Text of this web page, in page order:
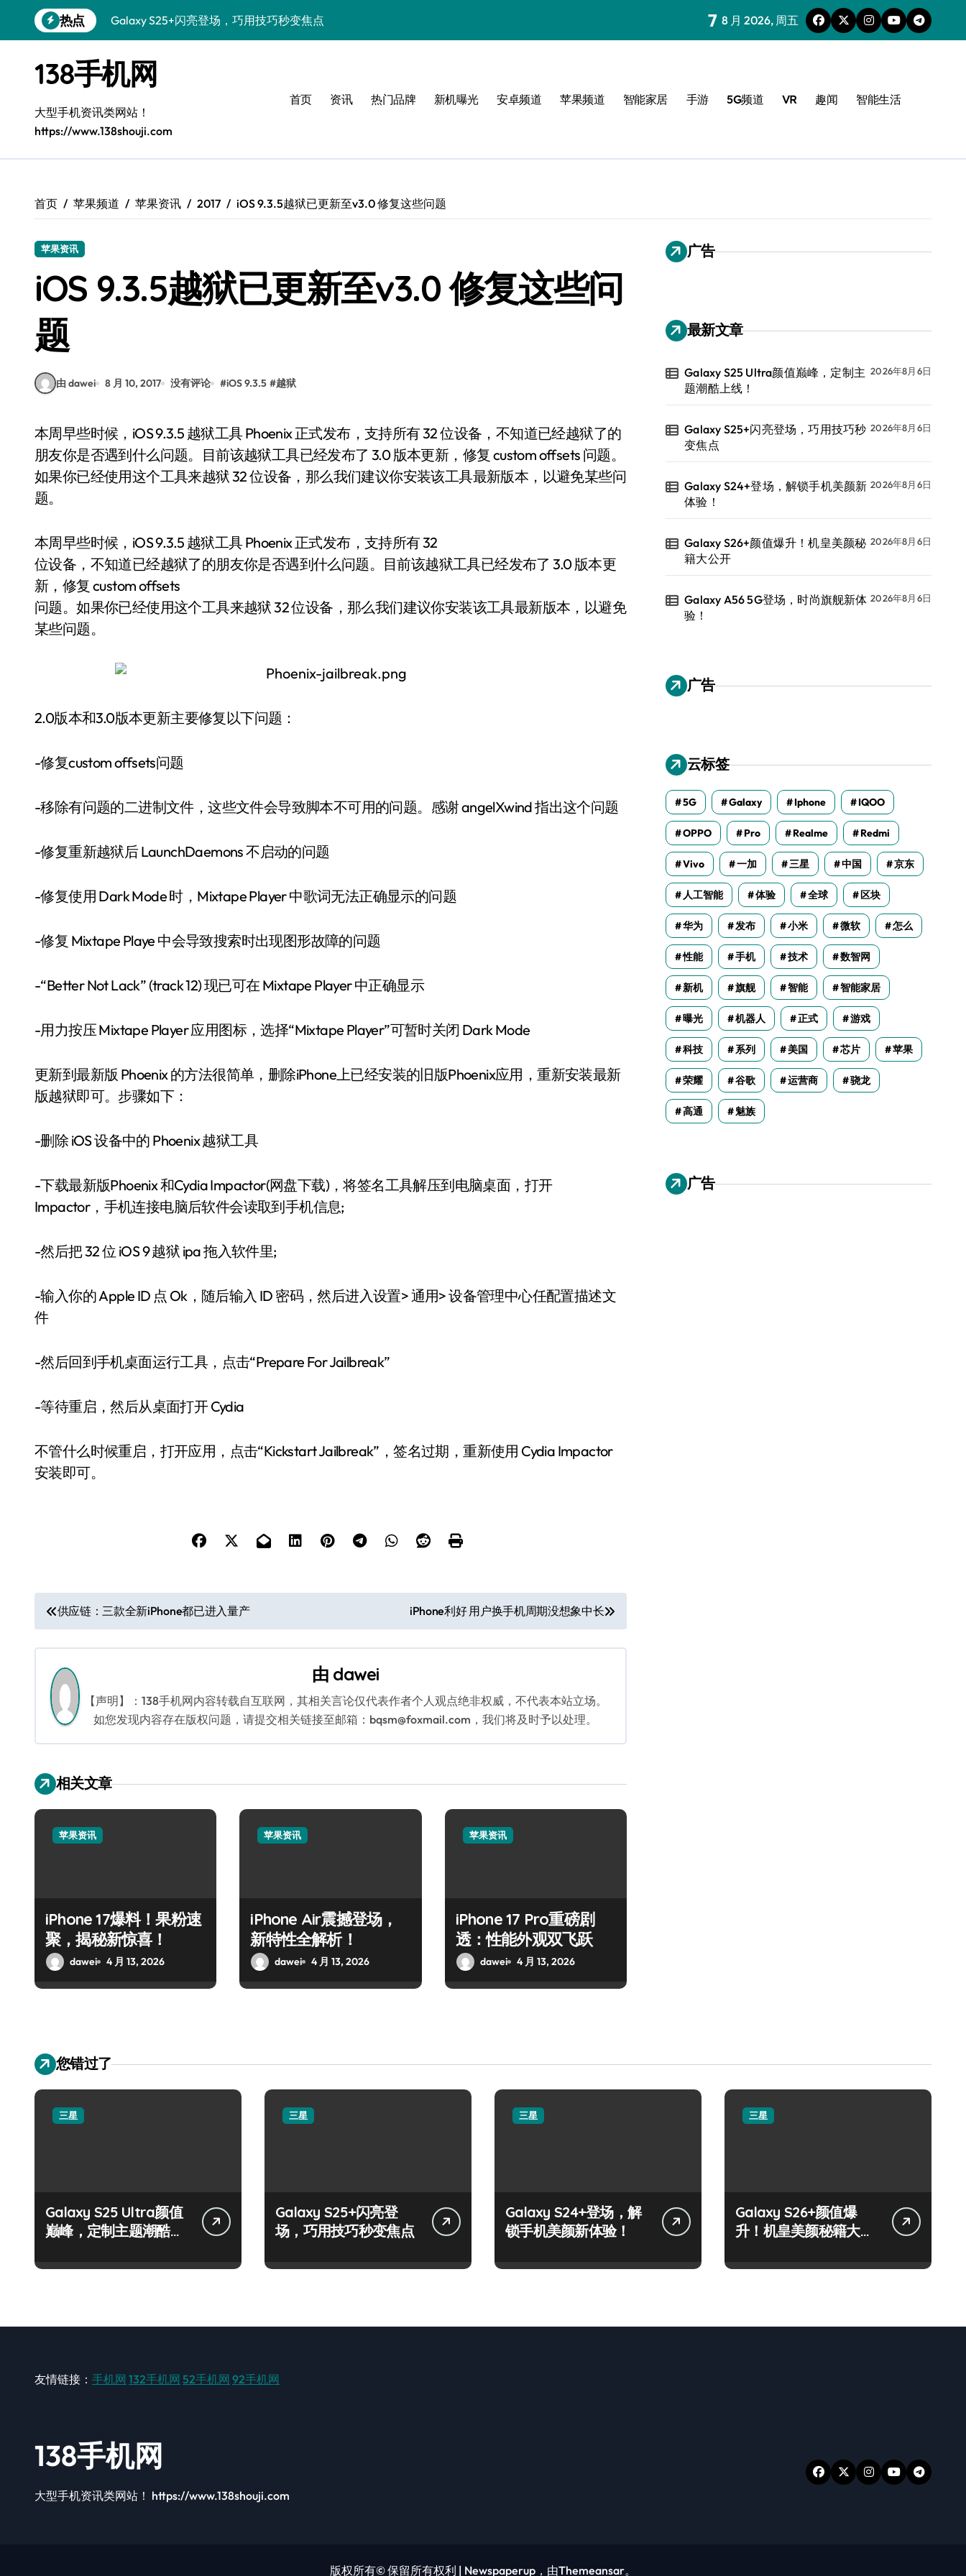
到
热点
Galaxy S25+闪亮登场，巧用技巧秒变焦点
Galaxy S26+颜值爆升！机皇美颜秘籍大公开
Galaxy A56 5G登场，时尚旗舰新体验！
三星S26售后指南：个性美化一键搞定
Galaxy S25美颜秘籍，个性定制炫酷玩法
Galaxy C55 5G登场，演绎三星美学新巅峰
Galaxy S25 Ultra颜值巅峰，定制主题潮酷上线！
7 8 月 2026, 周五
138手机网
大型手机资讯类网站！
https://www.138shouji.com
首页 资讯 热门品牌 新机曝光 安卓频道 苹果频道 智能家居 手游 5G频道 VR 趣闻 智能生活
首页 苹果频道 苹果资讯 2017 iOS 9.3.5越狱已更新至v3.0 修复这些问题
苹果资讯
iOS 9.3.5越狱已更新至v3.0 修复这些问
题
由 dawei 8 月 10, 2017 没有评论 #iOS 9.3.5 #越狱
本周早些时候，iOS 9.3.5 越狱工具 Phoenix 正式发布，支持所有 32 位设备，不知道已经越狱了的
朋友你是否遇到什么问题。目前该越狱工具已经发布了 3.0 版本更新，修复 custom offsets 问题。
如果你已经使用这个工具来越狱 32 位设备，那么我们建议你安装该工具最新版本，以避免某些问
题。
本周早些时候，iOS 9.3.5 越狱工具 Phoenix 正式发布，支持所有 32
位设备，不知道已经越狱了的朋友你是否遇到什么问题。目前该越狱工具已经发布了 3.0 版本更
新，修复 custom offsets
问题。如果你已经使用这个工具来越狱 32 位设备，那么我们建议你安装该工具最新版本，以避免
某些问题。
2.0版本和3.0版本更新主要修复以下问题：
-修复custom offsets问题
-移除有问题的二进制文件，这些文件会导致脚本不可用的问题。感谢 angelXwind 指出这个问题
-修复重新越狱后 LaunchDaemons 不启动的问题
-修复使用 Dark Mode 时，Mixtape Player 中歌词无法正确显示的问题
-修复 Mixtape Playe 中会导致搜索时出现图形故障的问题
-“Better Not Lack” (track 12) 现已可在 Mixtape Player 中正确显示
-用力按压 Mixtape Player 应用图标，选择“Mixtape Player”可暂时关闭 Dark Mode
更新到最新版 Phoenix 的方法很简单，删除iPhone上已经安装的旧版Phoenix应用，重新安装最新
版越狱即可。步骤如下：
-删除 iOS 设备中的 Phoenix 越狱工具
-下载最新版Phoenix 和Cydia Impactor(网盘下载)，将签名工具解压到电脑桌面，打开
Impactor，手机连接电脑后软件会读取到手机信息;
-然后把 32 位 iOS 9 越狱 ipa 拖入软件里;
-输入你的 Apple ID 点 Ok，随后输入 ID 密码，然后进入设置> 通用> 设备管理中心任配置描述文
件
-然后回到手机桌面运行工具，点击“Prepare For Jailbreak”
-等待重启，然后从桌面打开 Cydia
不管什么时候重启，打开应用，点击“Kickstart Jailbreak”，签名过期，重新使用 Cydia Impactor
安装即可。
文
章
导
航
供应链：三款全新iPhone都已进入量产 iPhone利好 用户换手机周期没想象中长
由 dawei
【声明】：138手机网内容转载自互联网，其相关言论仅代表作者个人观点绝非权威，不代表本站立场。
如您发现内容存在版权问题，请提交相关链接至邮箱：bqsm@foxmail.com，我们将及时予以处理。
相关文章
苹果资讯
iPhone 17爆料！果粉速
聚，揭秘新惊喜！
dawei 4 月 13, 2026
苹果资讯
iPhone Air震撼登场，
新特性全解析！
dawei 4 月 13, 2026
苹果资讯
iPhone 17 Pro重磅剧
透：性能外观双飞跃
dawei 4 月 13, 2026
广告
最新文章
Galaxy S25 Ultra颜值巅峰，定制主
题潮酷上线！
2026年8月6日
Galaxy S25+闪亮登场，巧用技巧秒
变焦点
2026年8月6日
Galaxy S24+登场，解锁手机美颜新
体验！
2026年8月6日
Galaxy S26+颜值爆升！机皇美颜秘
籍大公开
2026年8月6日
Galaxy A56 5G登场，时尚旗舰新体
验！
2026年8月6日
广告
云标签
5G Galaxy Iphone IQOO
OPPO Pro Realme Redmi
Vivo 一加 三星 中国 京东
人工智能 体验 全球 区块
华为 发布 小米 微软 怎么
性能 手机 技术 数智网
新机 旗舰 智能 智能家居
曝光 机器人 正式 游戏
科技 系列 美国 芯片 苹果
荣耀 谷歌 运营商 骁龙
高通 魅族
广告
您错过了
三星
Galaxy S25 Ultra颜值
巅峰，定制主题潮酷上
三星
Galaxy S25+闪亮登
场，巧用技巧秒变焦点
三星
Galaxy S24+登场，解
锁手机美颜新体验！
三星
Galaxy S26+颜值爆
升！机皇美颜秘籍大公
友情链接： 手机网 132手机网 52手机网 92手机网
138手机网
大型手机资讯类网站！ https://www.138shouji.com
版权所有© 保留所有权利 | Newspaperup ，由Themeansar。